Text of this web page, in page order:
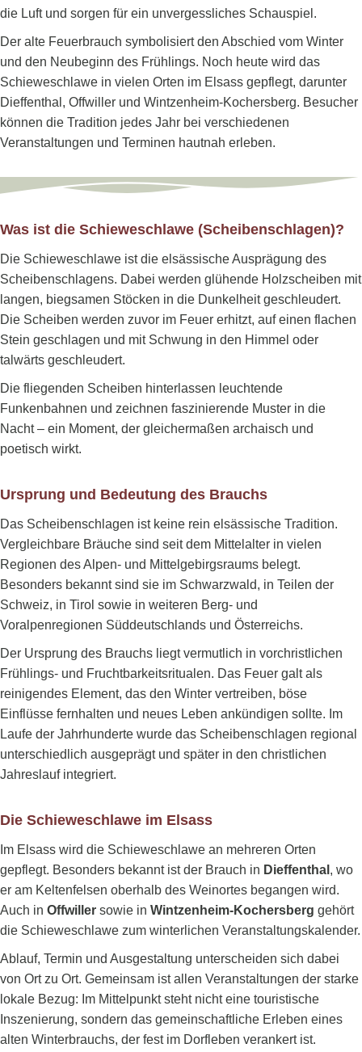
die Luft und sorgen für ein unvergessliches Schauspiel.
Der alte Feuerbrauch symbolisiert den Abschied vom Winter
und den Neubeginn des Frühlings. Noch heute wird das
Schieweschlawe in vielen Orten im Elsass gepflegt, darunter
Dieffenthal, Offwiller und Wintzenheim-Kochersberg. Besucher
können die Tradition jedes Jahr bei verschiedenen
Veranstaltungen und Terminen hautnah erleben.
Was ist die Schieweschlawe (Scheibenschlagen)?
Die Schieweschlawe ist die elsässische Ausprägung des
Scheibenschlagens. Dabei werden glühende Holzscheiben mit
langen, biegsamen Stöcken in die Dunkelheit geschleudert.
Die Scheiben werden zuvor im Feuer erhitzt, auf einen flachen
Stein geschlagen und mit Schwung in den Himmel oder
talwärts geschleudert.
Die fliegenden Scheiben hinterlassen leuchtende
Funkenbahnen und zeichnen faszinierende Muster in die
Nacht – ein Moment, der gleichermaßen archaisch und
poetisch wirkt.
Ursprung und Bedeutung des Brauchs
Das Scheibenschlagen ist keine rein elsässische Tradition.
Vergleichbare Bräuche sind seit dem Mittelalter in vielen
Regionen des Alpen- und Mittelgebirgsraums belegt.
Besonders bekannt sind sie im Schwarzwald, in Teilen der
Schweiz, in Tirol sowie in weiteren Berg- und
Voralpenregionen Süddeutschlands und Österreichs.
Der Ursprung des Brauchs liegt vermutlich in vorchristlichen
Frühlings- und Fruchtbarkeitsritualen. Das Feuer galt als
reinigendes Element, das den Winter vertreiben, böse
Einflüsse fernhalten und neues Leben ankündigen sollte. Im
Laufe der Jahrhunderte wurde das Scheibenschlagen regional
unterschiedlich ausgeprägt und später in den christlichen
Jahreslauf integriert.
Die Schieweschlawe im Elsass
Im Elsass wird die Schieweschlawe an mehreren Orten
gepflegt. Besonders bekannt ist der Brauch in Dieffenthal , wo
er am Keltenfelsen oberhalb des Weinortes begangen wird.
Auch in Offwiller sowie in Wintzenheim-Kochersberg gehört
die Schieweschlawe zum winterlichen Veranstaltungskalender.
Ablauf, Termin und Ausgestaltung unterscheiden sich dabei
von Ort zu Ort. Gemeinsam ist allen Veranstaltungen der starke
lokale Bezug: Im Mittelpunkt steht nicht eine touristische
Inszenierung, sondern das gemeinschaftliche Erleben eines
alten Winterbrauchs, der fest im Dorfleben verankert ist.